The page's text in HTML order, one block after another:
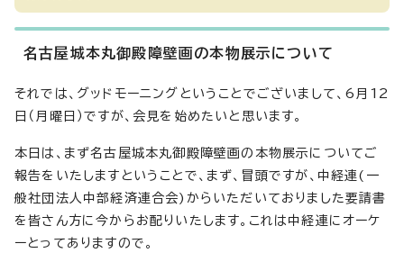
名古屋城本丸御殿障壁画の本物展示について
それでは、グッドモーニングということでございまして、6月12
日（月曜日）ですが、会見を始めたいと思います。
本日は、まず名古屋城本丸御殿障壁画の本物展示についてご
報告をいたしますということで、まず、冒頭ですが、中経連(一
般社団法人中部経済連合会)からいただいておりました要請書
を皆さん方に今からお配りいたします。これは中経連にオーケ
ーとってありますので。